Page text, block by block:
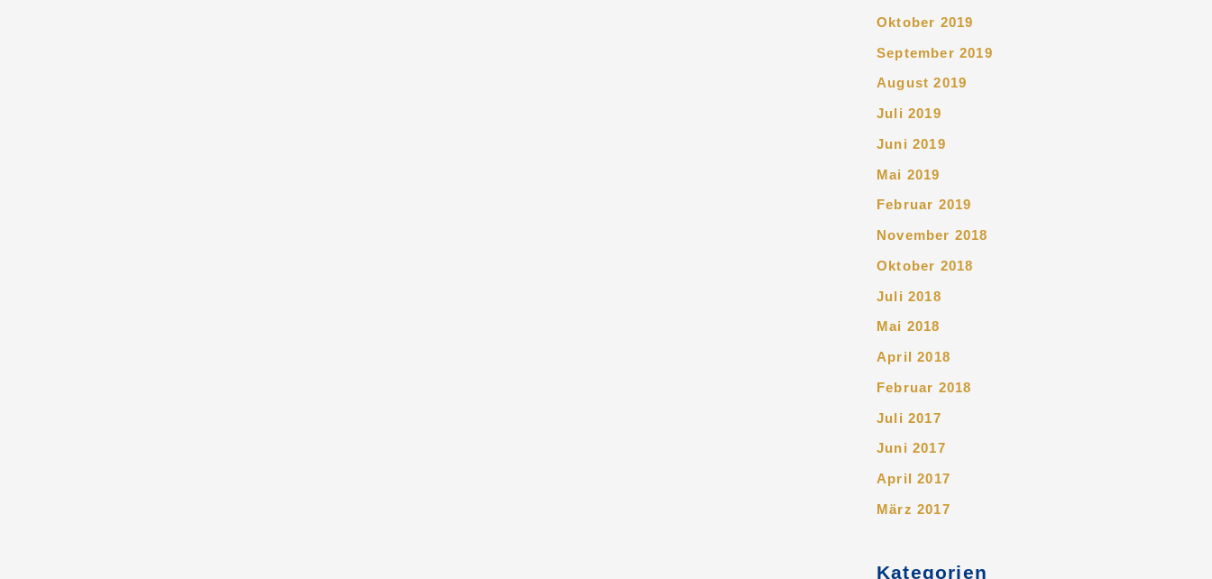
Oktober 2019
September 2019
August 2019
Juli 2019
Juni 2019
Mai 2019
Februar 2019
November 2018
Oktober 2018
Juli 2018
Mai 2018
April 2018
Februar 2018
Juli 2017
Juni 2017
April 2017
März 2017
Kategorien